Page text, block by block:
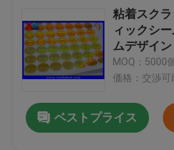
粘着スク
ィックシ
ムデザイン
MOQ：5000
価格：交渉可
ベストプライス